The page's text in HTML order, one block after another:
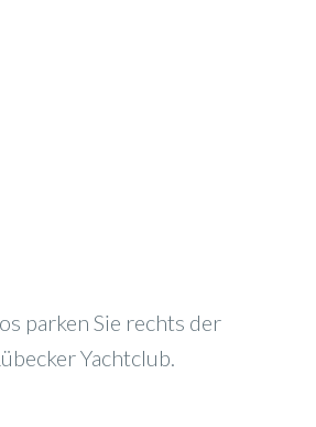
parken Sie rechts der
Yachtclub.